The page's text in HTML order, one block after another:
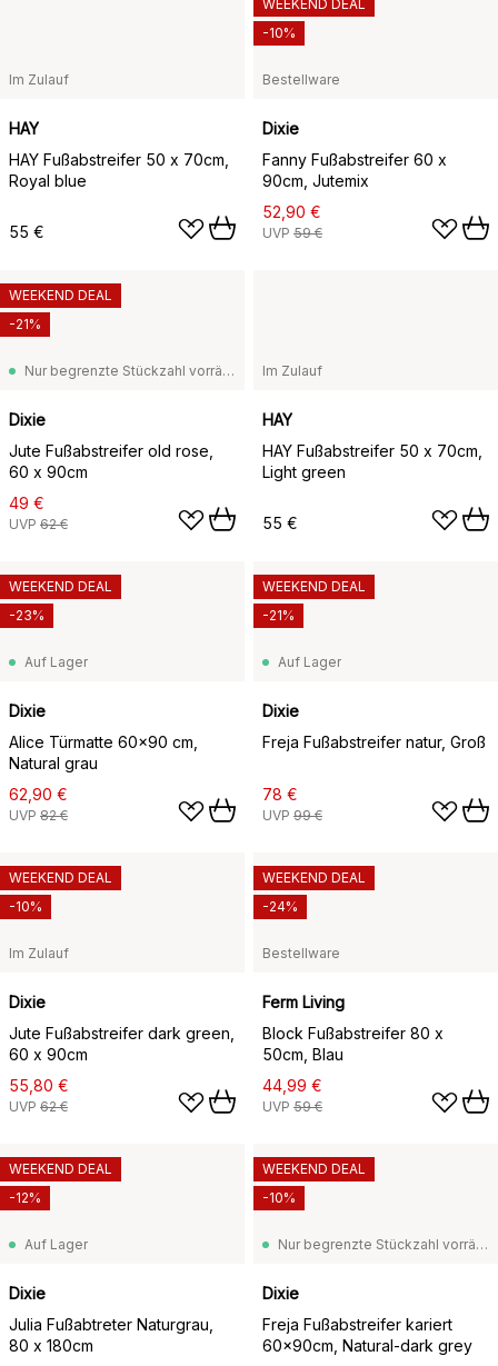
Im Zulauf
HAY
HAY Fußabstreifer 50 x 70cm,
Royal blue
55 €
Bestellware
Dixie
Fanny Fußabstreifer 60 x
90cm, Jutemix
52,90 €
UVP 59 €
WEEKEND DEAL
-10%
Nur begrenzte Stückzahl vorrätig
Dixie
Jute Fußabstreifer old rose,
60 x 90cm
49 €
UVP 62 €
WEEKEND DEAL
-21%
Im Zulauf
HAY
HAY Fußabstreifer 50 x 70cm,
Light green
55 €
Auf Lager
Dixie
Alice Türmatte 60x90 cm,
Natural grau
62,90 €
UVP 82 €
WEEKEND DEAL
-23%
Auf Lager
Dixie
Freja Fußabstreifer natur, Groß
78 €
UVP 99 €
WEEKEND DEAL
-21%
Im Zulauf
Dixie
Jute Fußabstreifer dark green,
60 x 90cm
55,80 €
UVP 62 €
WEEKEND DEAL
-10%
Bestellware
Ferm Living
Block Fußabstreifer 80 x
50cm, Blau
44,99 €
UVP 59 €
WEEKEND DEAL
-24%
Auf Lager
Dixie
Julia Fußabtreter Naturgrau,
80 x 180cm
WEEKEND DEAL
-12%
Nur begrenzte Stückzahl vorrätig
Dixie
Freja Fußabstreifer kariert
60x90cm, Natural-dark grey
WEEKEND DEAL
-10%